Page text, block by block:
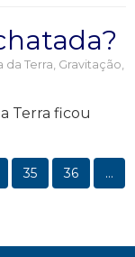
da Terra, Gravitação,
Terra ficou
35 36
…